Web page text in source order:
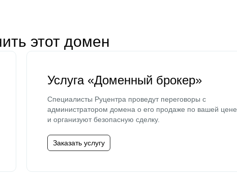
этот домен
Услуга «Доменный брокер»
Специалисты Руцентра проведут переговоры с
администратором домена о его продаже по вашей цене
и организуют безопасную сделку.
Заказать услугу